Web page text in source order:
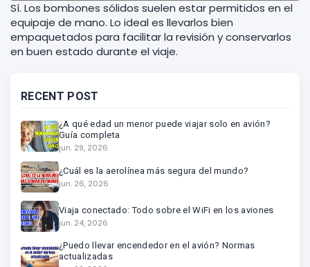
Sí. Los bombones sólidos suelen estar permitidos en el
equipaje de mano. Lo ideal es llevarlos bien
empaquetados para facilitar la revisión y conservarlos
en buen estado durante el viaje.
RECENT POST
¿A qué edad un menor puede viajar solo en avión?
Guía completa
jun. 29, 2026
¿Cuál es la aerolínea más segura del mundo?
jun. 26, 2026
Viaja conectado: Todo sobre el WiFi en los aviones
jun. 24, 2026
¿Puedo llevar encendedor en el avión? Normas
actualizadas